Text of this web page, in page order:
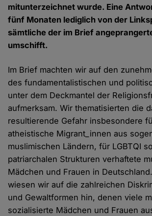
mitunterzeichnet wurde. Eine
fünf Monaten lediglich von der
sämtliche der im Brief
umschifft.
Im Brief machten wir auf den
des fundamentalistischen und
unter dem Deckmantel der
aufmerksam. Wir thematisierten die
resultierende Gefahr insbesondere
atheistische Migrant_innen aus
muslimischen Ländern, für LGBTQI
patriarchalen Strukturen verhaftete
Mädchen und Frauen in
wiesen wir auf die zahlreichen
und Gewaltformen hin, denen viele
sozialisierte Mädchen und Frauen